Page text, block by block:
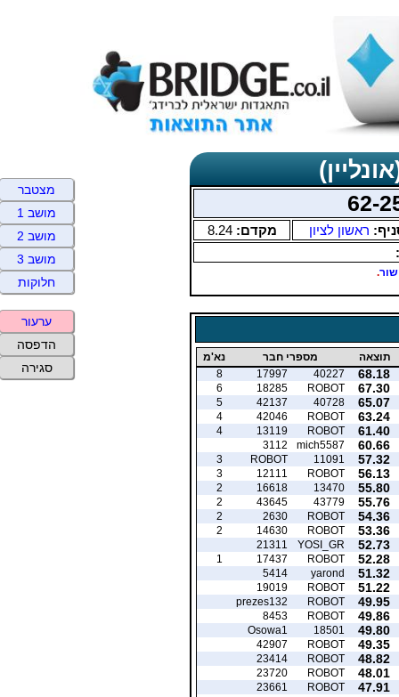
ראשון לציון מקדם:8.24
.
תוצאה מספרי חבר נא'מ
68.18
40227
17997
8
67.30
ROBOT
18285
6
65.07
40728
42137
5
63.24
ROBOT
42046
4
61.40
ROBOT
13119
4
60.66
mich5587
3112
57.32
11091
ROBOT
3
56.13
ROBOT
12111
3
55.80
13470
16618
2
55.76
43779
43645
2
54.36
ROBOT
2630
2
53.36
ROBOT
14630
2
52.73
YOSI_GR
21311
52.28
ROBOT
17437
1
51.32
yarond
5414
51.22
ROBOT
19019
49.95
ROBOT
prezes132
49.86
ROBOT
8453
49.80
18501
Osowa1
49.35
ROBOT
42907
48.82
ROBOT
23414
48.01
ROBOT
23720
47.91
ROBOT
23661
מצטבר
מושב 1
מושב 2
מושב 3
חלוקות
ערעור
הדפסה
סגירה